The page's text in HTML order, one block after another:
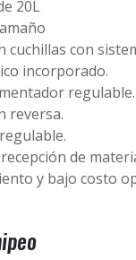
20L
cuchillas con
incorporado.
regulable.
reversa.
de
y bajo costo